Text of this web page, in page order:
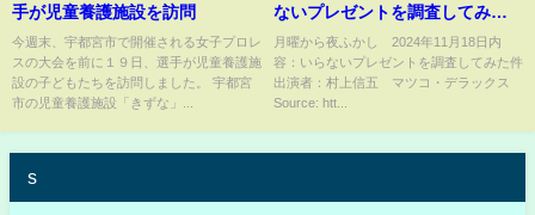
手が児童養護施設を訪問
今週末、宇都宮市で開催される女子プロレ
スの大会を前に１９日、選手が児童養護施
設の子どもたちを訪問しました。 宇都宮
市の児童養護施設「きずな」...
ないプレゼントを調査してみた
件 11月18日
月曜から夜ふかし 2024年11月18日内
容：いらないプレゼントを調査してみた件
出演者：村上信五 マツコ・デラックス
Source: htt...
s